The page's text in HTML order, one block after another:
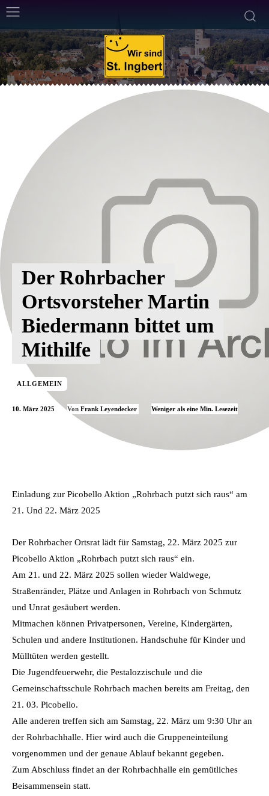
Der Rohrbacher
Ortsvorsteher Martin
Biedermann bittet um
Mithilfe
ALLGEMEIN
10. März 2025 Von Frank Leyendecker Weniger als eine Min. Lesezeit
Einladung zur Picobello Aktion „Rohrbach putzt sich raus“ am
21. Und 22. März 2025
Der Rohrbacher Ortsrat lädt für Samstag, 22. März 2025 zur
Picobello Aktion „Rohrbach putzt sich raus“ ein.
Am 21. und 22. März 2025 sollen wieder Waldwege,
Straßenränder, Plätze und Anlagen in Rohrbach von Schmutz
und Unrat gesäubert werden.
Mitmachen können Privatpersonen, Vereine, Kindergärten,
Schulen und andere Institutionen. Handschuhe für Kinder und
Mülltüten werden gestellt.
Die Jugendfeuerwehr, die Pestalozzischule und die
Gemeinschaftsschule Rohrbach machen bereits am Freitag, den
21. 03. Picobello.
Alle anderen treffen sich am Samstag, 22. März um 9:30 Uhr an
der Rohrbachhalle. Hier wird auch die Gruppeneinteilung
vorgenommen und der genaue Ablauf bekannt gegeben.
Zum Abschluss findet an der Rohrbachhalle ein gemütliches
Beisammensein statt.